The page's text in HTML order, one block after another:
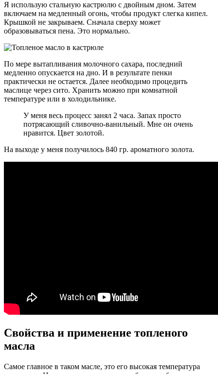
Я использую стальную кастрюлю с двойным дном. Затем
включаем на медленный огонь, чтобы продукт слегка кипел.
Крышкой не закрываем. Сначала сверху может
образовываться пена. Это нормально.
По мере вытапливания молочного сахара, последний
медленно опускается на дно. И в результате пенки
практически не остается. Далее необходимо процедить
маслице через сито. Хранить можно при комнатной
температуре или в холодильнике.
У меня весь процесс занял 2 часа. Запах просто
потрясающий сливочно-ванильный. Мне он очень
нравится. Цвет золотой.
На выходе у меня получилось 840 гр. ароматного золота.
Свойства и применение топленого
масла
Самое главное в таком масле, это его высокая температура